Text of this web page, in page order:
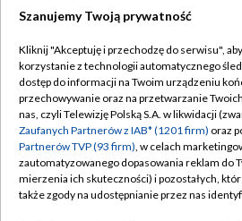
TVP
Abonament TVP
Emisja w TVP
Centrum informacji TVP
Naziemna Telewizja Cyfrowa
Regulamin
Polityka
Moje
Pomoc
Szanujemy Twoją prywatność
Kliknij "Akceptuję i przechodzę do serwisu",
korzystanie z technologii automatycznego
dostęp do informacji na Twoim urządzeniu
przechowywanie oraz na przetwarzanie
nas, czyli Telewizję Polską S.A. w likwidacji
Zaufanych Partnerów z IAB* (1201 firm) oraz
Partnerów TVP (93 firm), w celach
zautomatyzowanego dopasowania reklam do
mierzenia ich skuteczności) i pozostałych,
także zgody na udostępnianie przez nas